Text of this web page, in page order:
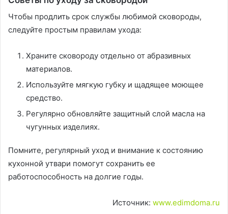
Чтобы продлить срок службы любимой сковороды,
следуйте простым правилам ухода:
Храните сковороду отдельно от абразивных
материалов.
Используйте мягкую губку и щадящее моющее
средство.
Регулярно обновляйте защитный слой масла на
чугунных изделиях.
Помните, регулярный уход и внимание к состоянию
кухонной утвари помогут сохранить ее
работоспособность на долгие годы.
Источник: www.edimdoma.ru